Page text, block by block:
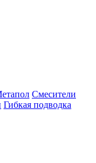
Смесители
Гибкая подводка